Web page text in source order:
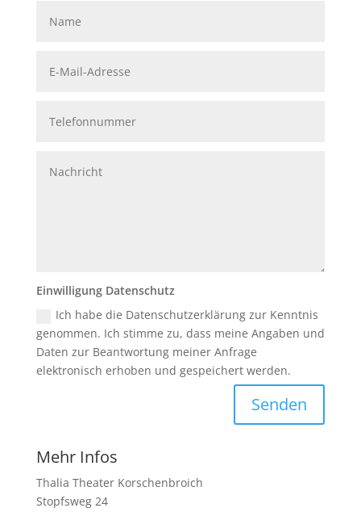
Einwilligung Datenschutz
Ich habe die Datenschutzerklärung zur Kenntnis
genommen. Ich stimme zu, dass meine Angaben und
Daten zur Beantwortung meiner Anfrage
elektronisch erhoben und gespeichert werden.
Senden
Mehr Infos
Thalia Theater Korschenbroich
Stopfsweg 24